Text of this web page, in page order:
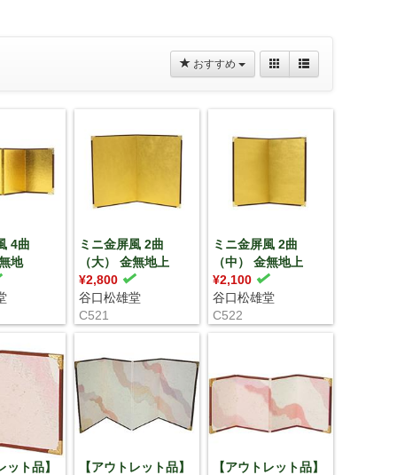
おすすめ
4曲
地
ミニ金屏風 2曲
（大） 金無地上
¥2,800
谷口松雄堂
C521
ミニ金屏風 2曲
（中） 金無地上
¥2,100
谷口松雄堂
C522
ト品】
【アウトレット品】
【アウトレット品】